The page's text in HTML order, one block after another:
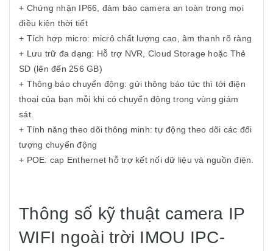
+ Chứng nhận IP66, đảm bảo camera an toàn trong mọi
điều kiện thời tiết
+ Tích hợp micro: micrô chất lượng cao, âm thanh rõ ràng
+ Lưu trữ đa dạng: Hỗ trợ NVR, Cloud Storage hoặc Thẻ
SD (lên đến 256 GB)
+ Thông báo chuyển động: gửi thông báo tức thì tới điện
thoại của bạn mỗi khi có chuyển động trong vùng giám
sát.
+ Tính năng theo dõi thông minh: tự động theo dõi các đối
tượng chuyển động
+ POE: cap Enthernet hỗ trợ kết nối dữ liệu và nguồn điện.
Thông số kỹ thuật camera IP
WIFI ngoài trời IMOU IPC-